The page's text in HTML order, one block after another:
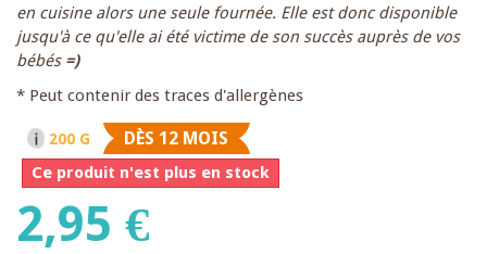
en cuisine alors une seule fournée. Elle est donc disponible
jusqu'à ce qu'elle ai été victime de son succès auprès de vos
bébés =)
* Peut contenir des traces d'allergènes
200 G DÈS 12 MOIS
Ce produit n'est plus en stock
2,95 €